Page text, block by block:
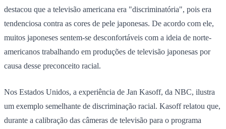
destacou que a televisão americana era "discriminatória", pois era
tendenciosa contra as cores de pele japonesas. De acordo com ele,
muitos japoneses sentem-se desconfortáveis com a ideia de norte-
americanos trabalhando em produções de televisão japonesas por
causa desse preconceito racial.
Nos Estados Unidos, a experiência de Jan Kasoff, da NBC, ilustra
um exemplo semelhante de discriminação racial. Kasoff relatou que,
durante a calibração das câmeras de televisão para o programa